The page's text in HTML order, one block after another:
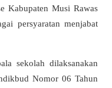
Kabupaten Musi Rawas
persyaratan menjabat
sekolah dilaksanakan
Nomor 06 Tahun